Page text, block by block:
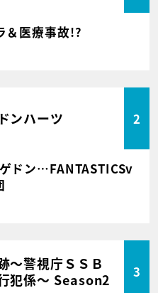
医療事故!?
ンハーツ 2
ドン…FANTASTICSv
～警視庁ＳＳＢ
犯係～ Season2
3